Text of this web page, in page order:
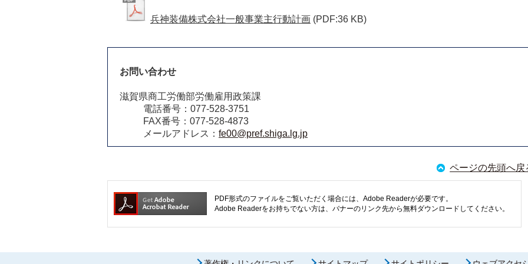
兵神装備株式会社一般事業主行動計画 (PDF:36 KB)
お問い合わせ
滋賀県商工労働部労働雇用政策課
電話番号：077-528-3751
FAX番号：077-528-4873
メールアドレス： fe00@pref.shiga.lg.jp
ページの先頭へ戻
PDF形式のファイルをご覧いただく場合には、Adobe Readerが必要です。
Adobe Readerをお持ちでない方は、バナーのリンク先から無料ダウンロードしてください。